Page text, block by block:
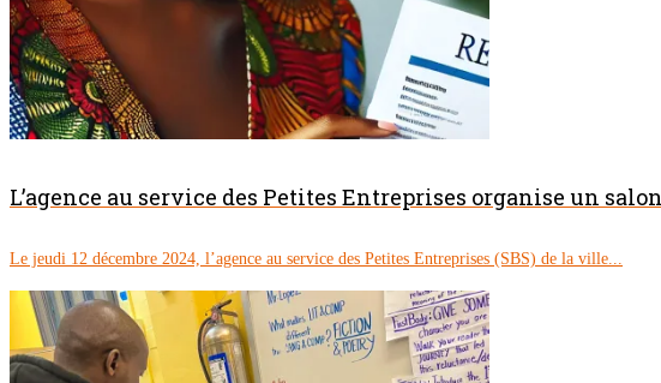
L’agence au service des Petites Entreprises organise un
Le jeudi 12 décembre 2024, l’agence au service des Petites Entreprises (SBS) de la ville...